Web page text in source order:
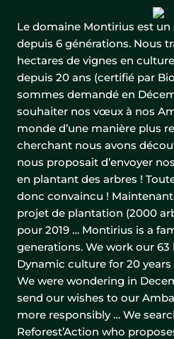
Le domaine Montirius est
depuis 6 générations. Nous
hectares de vignes en
depuis 20 ans (certifié par
sommes demandé en
souhaiter nos vœux à nos
monde d’une manière plus
cherchant nous avons
nous proposait d’envoyer
en plantant des arbres !
donc convaincu !
projet de plantation (2000
pour 2019 … Montirius is a
generations. We work our
Dynamic culture for 20
We were wondering in
send our wishes to our
more responsibly … We
Reforest’Action who